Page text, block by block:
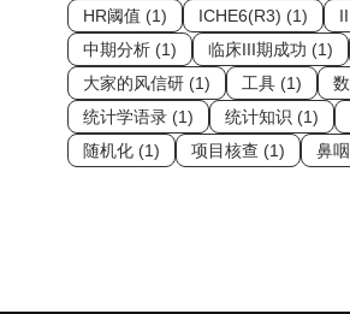
HR阈值 (1)
ICHE6(R3) (1)
中期分析 (1)
临床III期成功 (1)
大家的风信研 (1)
工具 (1)
统计学语录 (1)
统计知识 (1)
随机化 (1)
项目核查 (1) 鼻